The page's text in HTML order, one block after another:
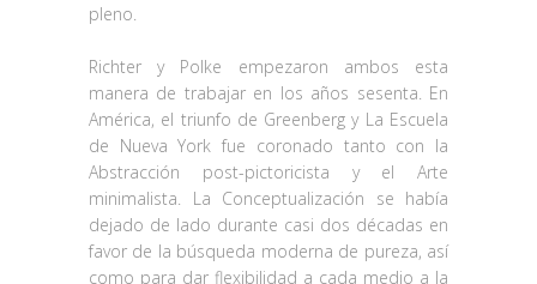
pleno.
Richter y Polke empezaron ambos esta
manera de trabajar en los años sesenta. En
América, el triunfo de Greenberg y La Escuela
de Nueva York fue coronado tanto con la
Abstracción post-pictoricista y el Arte
minimalista. La Conceptualización se había
dejado de lado durante casi dos décadas en
favor de la búsqueda moderna de pureza, así
como para dar flexibilidad a cada medio a la